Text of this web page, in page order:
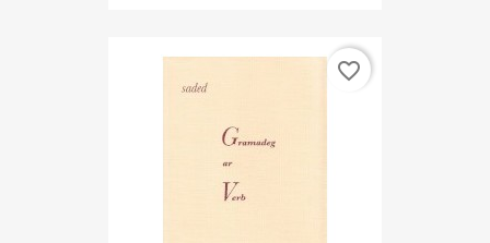
favorite_border